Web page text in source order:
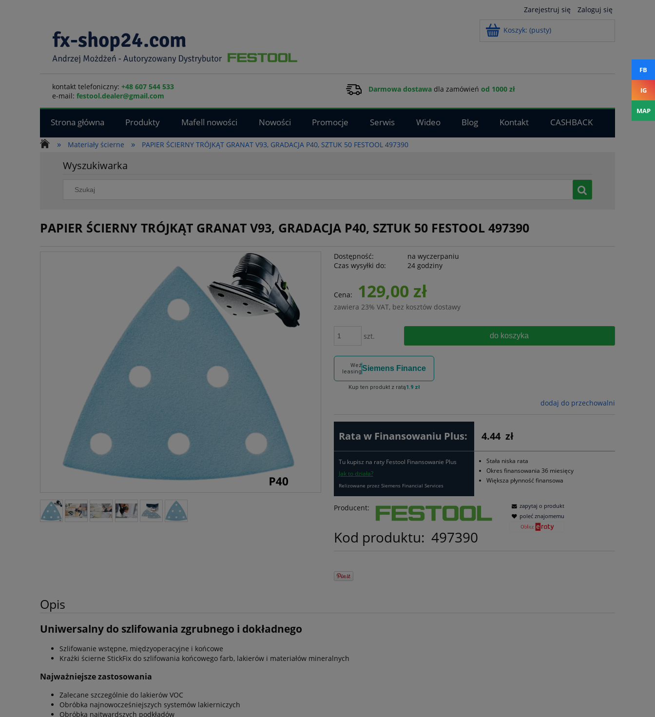
Zarejestruj się Zaloguj się
Koszyk: (pusty)
kontakt telefoniczny: +48 607 544 533
e-mail: festool.dealer@gmail.com
Darmowa dostawadla zamówień od 1000 zł
Strona główna Produkty Mafell nowości Nowości Promocje Serwis Wideo Blog Kontakt
CASHBACK
»
Materiały ścierne » PAPIER ŚCIERNY TRÓJKĄT GRANAT V93, GRADACJA P40, SZTUK 50 FESTOOL 497390
Wyszukiwarka
PAPIER ŚCIERNY TRÓJKĄT GRANAT V93, GRADACJA P40, SZTUK 50 FESTOOL 497390
Dostępność:
na wyczerpaniu
Czas wysyłki do:
24 godziny
Cena: 129,00 zł
zawiera 23% VAT, bez kosztów dostawy
szt. do koszyka
Weź
leasingSiemens Finance
Kup ten produkt z ratą1.9 zł
dodaj do przechowalni
Rata w Finansowaniu Plus: 4.44 zł
Tu kupisz na raty Festool Finansowanie Plus
Jak to działa?
Relizowane przez Siemens Financial Services
Stała niska rata
Okres finansowania 36 miesięcy
Większa płynność finansowa
Producent:
Kod produktu: 497390
zapytaj o produkt
poleć znajomemu
Opis
Uniwersalny do szlifowania zgrubnego i dokładnego
Szlifowanie wstępne, międzyoperacyjne i końcowe
Krażki ścierne StickFix do szlifowania końcowego farb, lakierów i materiałów mineralnych
Najważniejsze zastosowania
Zalecane szczególnie do lakierów VOC
Obróbka najnowocześniejszych systemów lakierniczych
Obróbka najtwardszych podkładów
FB
IG
MAP